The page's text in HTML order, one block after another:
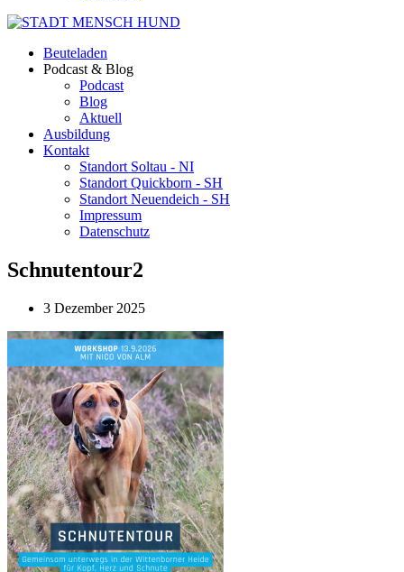
Beuteladen
Podcast & Blog
Podcast
Blog
Aktuell
Ausbildung
Kontakt
Standort Soltau - NI
Standort Quickborn - SH
Standort Neuendeich - SH
Impressum
Datenschutz
Schnutentour2
3 Dezember 2025